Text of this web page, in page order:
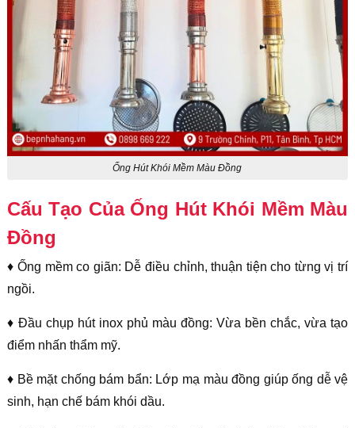
Ống Hút Khói Mềm Màu Đồng
Cấu Tạo Của Ống Hút Khói Mềm Màu
Đồng
♦ Ống mềm co giãn: Dễ điều chỉnh, thuận tiện cho từng vị trí
ngồi.
♦ Đầu chụp hút inox phủ màu đồng: Vừa bền chắc, vừa tạo
điểm nhấn thẩm mỹ.
♦ Bề mặt chống bám bẩn: Lớp mạ màu đồng giúp ống dễ vệ
sinh, hạn chế bám khói dầu.